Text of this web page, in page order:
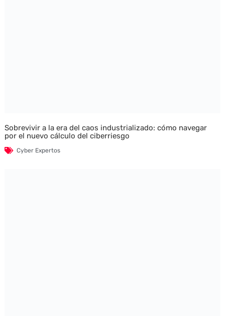
Sobrevivir a la era del caos industrializado: cómo navegar
por el nuevo cálculo del ciberriesgo
Cyber Expertos